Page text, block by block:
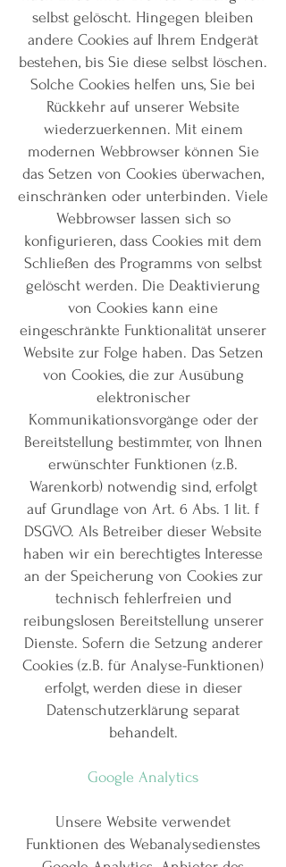
selbst gelöscht. Hingegen bleiben
andere Cookies auf Ihrem Endgerät
bestehen, bis Sie diese selbst löschen.
Solche Cookies helfen uns, Sie bei
Rückkehr auf unserer Website
wiederzuerkennen. Mit einem
modernen Webbrowser können Sie
das Setzen von Cookies überwachen,
einschränken oder unterbinden. Viele
Webbrowser lassen sich so
konfigurieren, dass Cookies mit dem
Schließen des Programms von selbst
gelöscht werden. Die Deaktivierung
von Cookies kann eine
eingeschränkte Funktionalität unserer
Website zur Folge haben. Das Setzen
von Cookies, die zur Ausübung
elektronischer
Kommunikationsvorgänge oder der
Bereitstellung bestimmter, von Ihnen
erwünschter Funktionen (z.B.
Warenkorb) notwendig sind, erfolgt
auf Grundlage von Art. 6 Abs. 1 lit. f
DSGVO. Als Betreiber dieser Website
haben wir ein berechtigtes Interesse
an der Speicherung von Cookies zur
technisch fehlerfreien und
reibungslosen Bereitstellung unserer
Dienste. Sofern die Setzung anderer
Cookies (z.B. für Analyse-Funktionen)
erfolgt, werden diese in dieser
Datenschutzerklärung separat
behandelt.
Google Analytics
Unsere Website verwendet
Funktionen des Webanalysedienstes